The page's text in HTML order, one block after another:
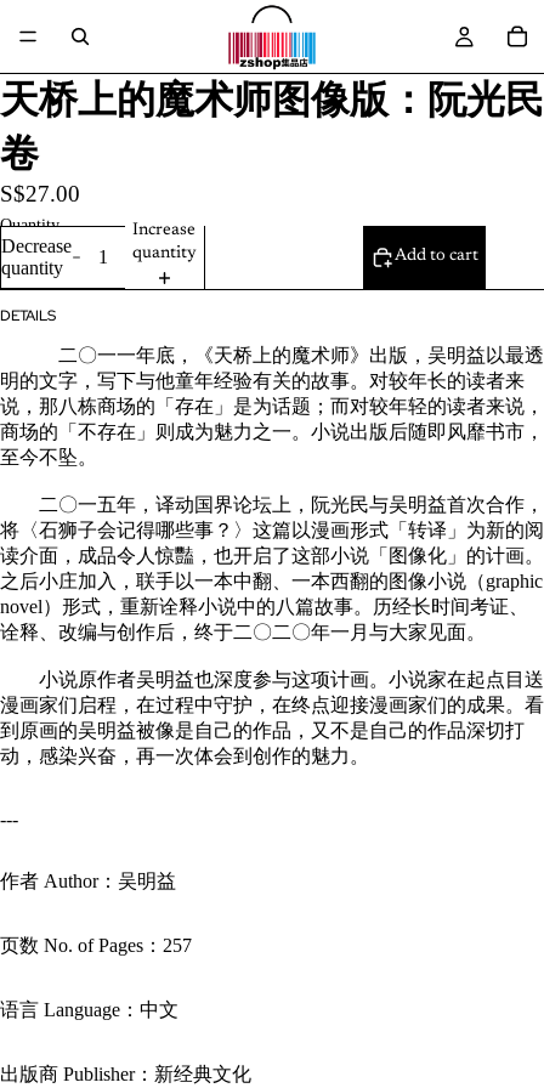
天桥上的魔术师图像版：阮光民
卷
S$27.00
Quantity
Decrease
quantity
Increase
quantity
Add to cart
DETAILS
二〇一一年底，《天桥上的魔术师》出版，吴明益以最透
明的文字，写下与他童年经验有关的故事。对较年长的读者来
说，那八栋商场的「存在」是为话题；而对较年轻的读者来说，
商场的「不存在」则成为魅力之一。小说出版后随即风靡书市，
至今不坠。
二〇一五年，译动国界论坛上，阮光民与吴明益首次合作，
将〈石狮子会记得哪些事？〉这篇以漫画形式「转译」为新的阅
读介面，成品令人惊豔，也开启了这部小说「图像化」的计画。
之后小庄加入，联手以一本中翻、一本西翻的图像小说（graphic
novel）形式，重新诠释小说中的八篇故事。历经长时间考证、
诠释、改编与创作后，终于二〇二〇年一月与大家见面。
小说原作者吴明益也深度参与这项计画。小说家在起点目送
漫画家们启程，在过程中守护，在终点迎接漫画家们的成果。看
到原画的吴明益被像是自己的作品，又不是自己的作品深切打
动，感染兴奋，再一次体会到创作的魅力。
---
作者 Author：吴明益
页数 No. of Pages：257
语言 Language：中文
出版商 Publisher：新经典文化